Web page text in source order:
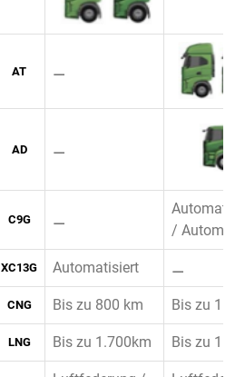
AT ⚊
AD ⚊
C9G ⚊
/
XC13G Automatisiert ⚊
CNG Bis zu 800 km Bis zu
LNG Bis zu 1.700km Bis zu